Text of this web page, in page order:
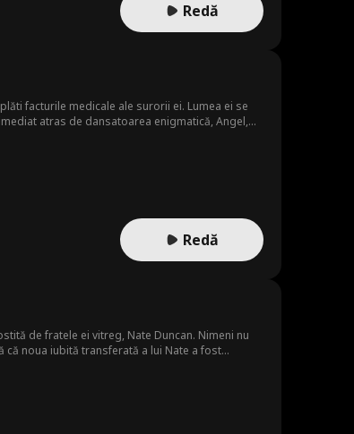
Redă
facturile medicale ale surorii ei. Lumea ei se
atras de dansatoarea enigmatică, Angel,
Redă
de fratele ei vitreg, Nate Duncan. Nimeni nu
că noua iubită transferată a lui Nate a fost